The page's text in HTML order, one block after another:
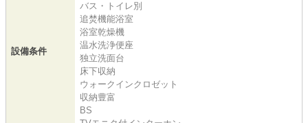
設備条件
バス・トイレ別
追焚機能浴室
浴室乾燥機
温水洗浄便座
独立洗面台
床下収納
ウォークインクロゼット
収納豊富
BS